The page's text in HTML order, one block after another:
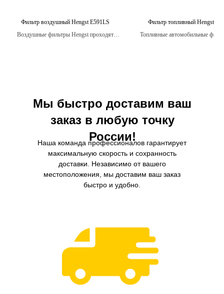
Фильтр воздушный Hengst E591LS
Воздушные фильтры Hengst проходят
Фильтр топливный Hengst
Топливные автомобильные
Мы быстро доставим ваш
заказ в любую точку
России!
Наша команда профессионалов гарантирует
максимальную скорость и сохранность
доставки. Независимо от вашего
местоположения, мы доставим ваш заказ
быстро и удобно.